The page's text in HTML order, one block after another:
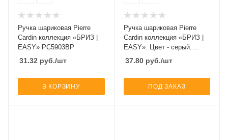
Ручка шариковая Pierre
Cardin коллекция «БРИЗ |
EASY» PC5903BP
31.32 руб./шт
В КОРЗИНУ
Ручка шариковая Pierre
Cardin коллекция «БРИЗ |
EASY». Цвет - серый.
Упаковка Е
37.80руб./шт
ПОД ЗАКАЗ